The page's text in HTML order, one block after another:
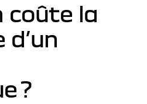
coûte la
d’un
?